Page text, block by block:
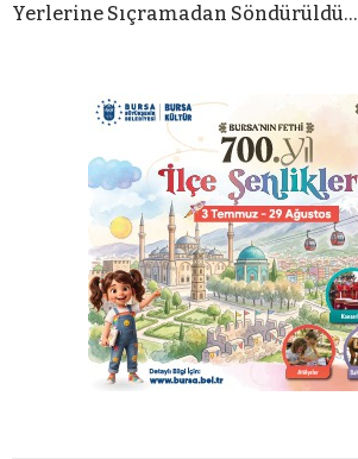
Yerlerine Sıçramadan Söndürüldü…